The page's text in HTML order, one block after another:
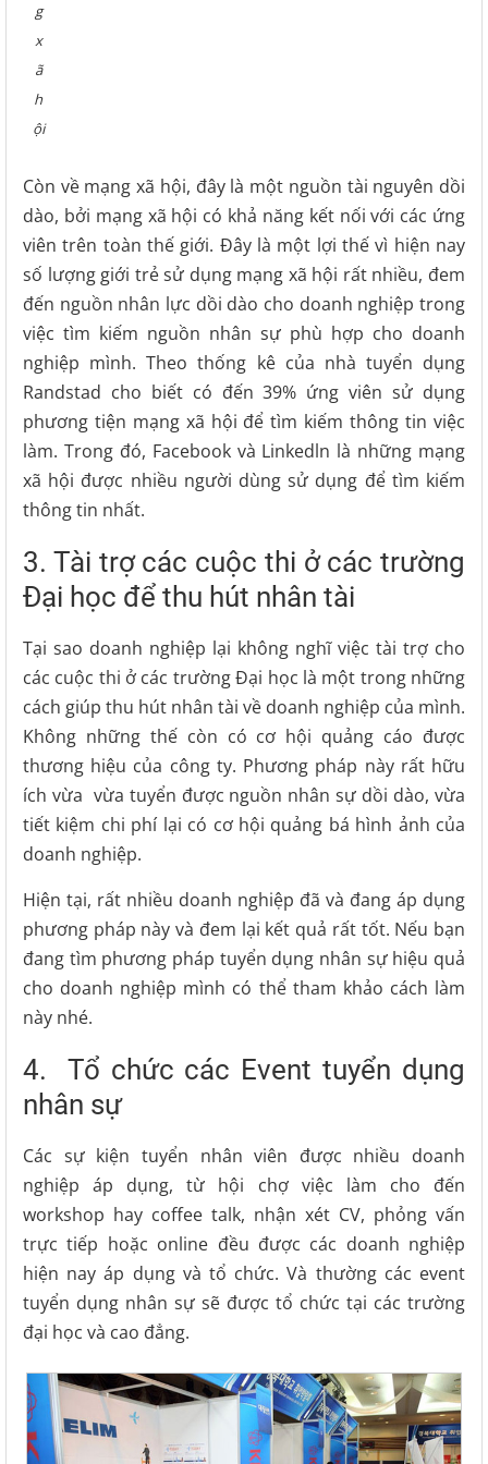
g
x
ã
h
ội
Còn về mạng xã hội, đây là một nguồn tài nguyên dồi
dào, bởi mạng xã hội có khả năng kết nối với các ứng
viên trên toàn thế giới. Đây là một lợi thế vì hiện nay
số lượng giới trẻ sử dụng mạng xã hội rất nhiều, đem
đến nguồn nhân lực dồi dào cho doanh nghiệp trong
việc tìm kiếm nguồn nhân sự phù hợp cho doanh
nghiệp mình. Theo thống kê của nhà tuyển dụng
Randstad cho biết có đến 39% ứng viên sử dụng
phương tiện mạng xã hội để tìm kiếm thông tin việc
làm. Trong đó, Facebook và Linkedln là những mạng
xã hội được nhiều người dùng sử dụng để tìm kiếm
thông tin nhất.
3. Tài trợ các cuộc thi ở các trường
Đại học để thu hút nhân tài
Tại sao doanh nghiệp lại không nghĩ việc tài trợ cho
các cuộc thi ở các trường Đại học là một trong những
cách giúp thu hút nhân tài về doanh nghiệp của mình.
Không những thế còn có cơ hội quảng cáo được
thương hiệu của công ty. Phương pháp này rất hữu
ích vừa vừa tuyển được nguồn nhân sự dồi dào, vừa
tiết kiệm chi phí lại có cơ hội quảng bá hình ảnh của
doanh nghiệp.
Hiện tại, rất nhiều doanh nghiệp đã và đang áp dụng
phương pháp này và đem lại kết quả rất tốt. Nếu bạn
đang tìm phương pháp tuyển dụng nhân sự hiệu quả
cho doanh nghiệp mình có thể tham khảo cách làm
này nhé.
4. Tổ chức các Event tuyển dụng
nhân sự
Các sự kiện tuyển nhân viên được nhiều doanh
nghiệp áp dụng, từ hội chợ việc làm cho đến
workshop hay coffee talk, nhận xét CV, phỏng vấn
trực tiếp hoặc online đều được các doanh nghiệp
hiện nay áp dụng và tổ chức. Và thường các event
tuyển dụng nhân sự sẽ được tổ chức tại các trường
đại học và cao đẳng.